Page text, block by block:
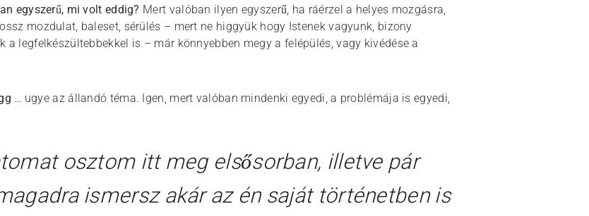
egyszerű, mi volt eddig? Mert valóban ilyen egyszerű, ha ráérzel a helyes mozgásra,
mozdulat, baleset, sérülés – mert ne higgyük hogy Istenek vagyunk, bizony
a legfelkészültebbekkel is – már könnyebben megy a felépülés, vagy kivédése a
… ugye az állandó téma. Igen, mert valóban mindenki egyedi, a problémája is egyedi,
osztom itt meg elsősorban, illetve pár
ismersz akár az én saját történetben is